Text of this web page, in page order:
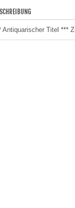
Antiquarischer Titel ***